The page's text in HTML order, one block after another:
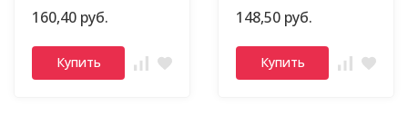
160,40 руб.
Купить
148,50 руб.
Купить